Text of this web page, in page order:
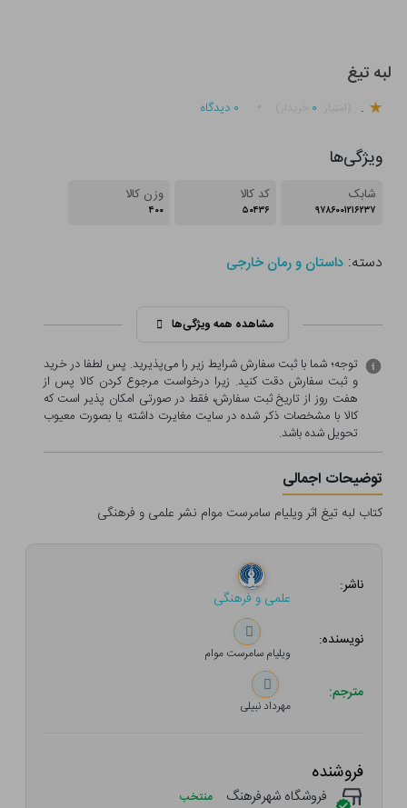
لبه تیغ
. ۰ ۰ دیدگاه
ویژگی‌ها
شابک
۹۷۸۶۰۰۱۲۱۶۲۳۷
کد کالا
۵۰۴۳۶
وزن کالا
۴۰۰
دسته:داستان و رمان خارجی
مشاهده همه ویژگی‌ها
توجه؛ شما با ثبت سفارش شرایط زیر را می‌پذیرید. پس لطفا در خرید
و ثبت سفارش دقت کنید. زیرا درخواست مرجوع کردن کالا پس از
هفت روز از تاریخ ثبت سفارش، فقط در صورتی امکان پذیر است که
کالا با مشخصات ذکر شده در سایت مغایرت داشته یا بصورت معيوب
تحویل شده باشد.
توضیحات اجمالی
کتاب لبه تیغ اثر ویلیام سامرست موام نشر علمی و فرهنگی
ناشر:
علمی و فرهنگی
نویسنده:
ویلیام سامرست موام
مترجم:
مهرداد نبیلی
فروشنده
فروشگاه شهرفرهنگ منتخب